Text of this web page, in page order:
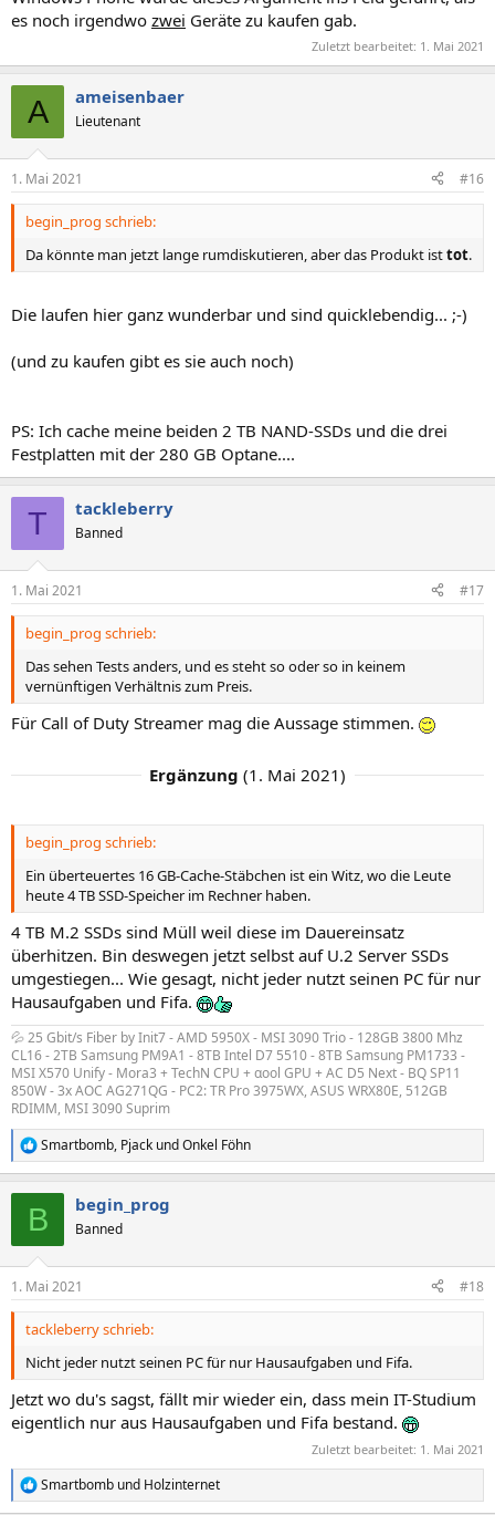
es noch irgendwo zwei Geräte zu kaufen gab.
Zuletzt bearbeitet: 1. Mai 2021
A ameisenbaer
Lieutenant
1. Mai 2021 #16
begin_prog schrieb:
Da könnte man jetzt lange rumdiskutieren, aber das Produkt isttot.
Die laufen hier ganz wunderbar und sind quicklebendig... ;-)
(und zu kaufen gibt es sie auch noch)
PS: Ich cache meine beiden 2 TB NAND-SSDs und die drei
Festplatten mit der 280 GB Optane....
T tackleberry
Banned
1. Mai 2021 #17
begin_prog schrieb:
Das sehen Tests anders, und es steht so oder so in keinem
vernünftigen Verhältnis zum Preis.
Für Call of Duty Streamer mag die Aussage stimmen.
Ergänzung (1. Mai 2021)
begin_prog schrieb:
Ein überteuertes 16 GB-Cache-Stäbchen ist ein Witz, wo die Leute
heute 4 TB SSD-Speicher im Rechner haben.
4 TB M.2 SSDs sind Müll weil diese im Dauereinsatz
überhitzen. Bin deswegen jetzt selbst auf U.2 Server SSDs
umgestiegen... Wie gesagt, nicht jeder nutzt seinen PC für nur
Hausaufgaben und Fifa.
💦 25 Gbit/s Fiber by Init7 - AMD 5950X - MSI 3090 Trio - 128GB 3800 Mhz
CL16 - 2TB Samsung PM9A1 - 8TB Intel D7 5510 - 8TB Samsung PM1733 -
MSI X570 Unify - Mora3 + TechN CPU + αool GPU + AC D5 Next - BQ SP11
850W - 3x AOC AG271QG - PC2: TR Pro 3975WX, ASUS WRX80E, 512GB
RDIMM, MSI 3090 Suprim
R
e
e
n
Smartbomb, Pjack undOnkel Föhn
B begin_prog
Banned
1. Mai 2021 #18
tackleberry schrieb:
Nicht jeder nutzt seinen PC für nur Hausaufgaben und Fifa.
Jetzt wo du's sagst, fällt mir wieder ein, dass mein IT-Studium
eigentlich nur aus Hausaufgaben und Fifa bestand.
Zuletzt bearbeitet: 1. Mai 2021
R
e
Smartbomb und Holzinternet